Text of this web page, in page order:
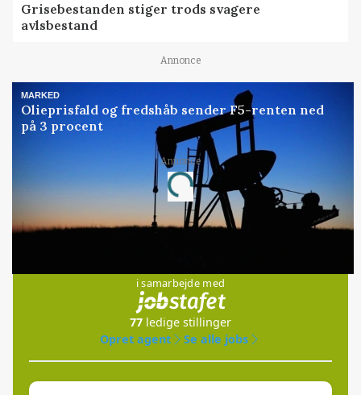
Grisebestanden stiger trods svagere
avlsbestand
Annonce
MARKED
Olieprisfald og fredshåb sender F5-renten ned
på 3 procent
Annonce
Loading...
i samarbejde med
77 ledige stillinger
Opret agent
Se alle jobs